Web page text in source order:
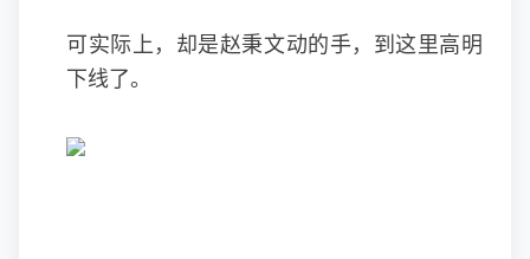
可实际上，却是赵秉文动的手，到这里高明
下线了。